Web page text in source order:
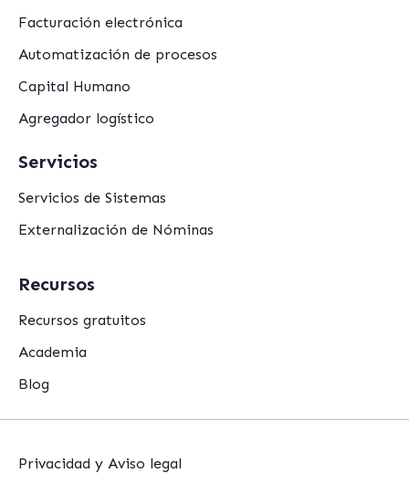
Facturación electrónica
Automatización de procesos
Capital Humano
Agregador logístico
Servicios
Servicios de Sistemas
Externalización de Nóminas
Recursos
Recursos gratuitos
Academia
Blog
Privacidad y Aviso legal